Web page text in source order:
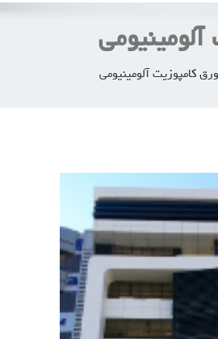
کامپوزیت آلومینیومی